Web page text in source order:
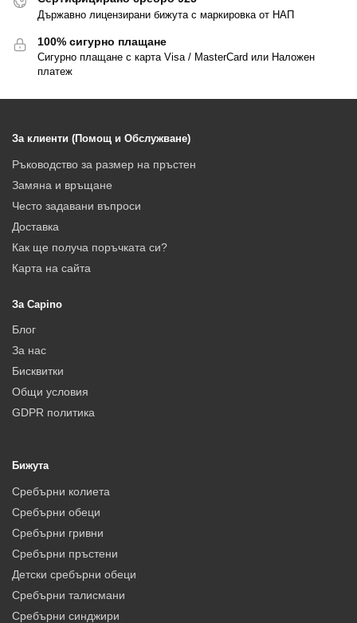
Държавно лицензирани бижута с маркировка от НАП
100% сигурно плащане
Сигурно плащане с карта Visa / MasterCard или Наложен
платеж
За клиенти (Помощ и Обслужване)
Ръководство за размер на пръстен
Замяна и връщане
Често задавани въпроси
Доставка
Как ще получа поръчката си?
Карта на сайта
За Capino
Блог
За нас
Бисквитки
Общи условия
GDPR политика
Бижута
Сребърни колиета
Сребърни обеци
Сребърни гривни
Сребърни пръстени
Детски сребърни обеци
Сребърни талисмани
Сребърни синджири